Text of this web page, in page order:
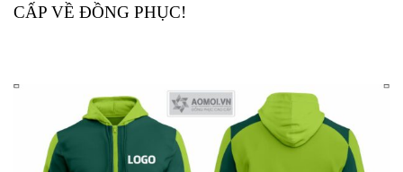
CẤP VỀ ĐỒNG PHỤC!